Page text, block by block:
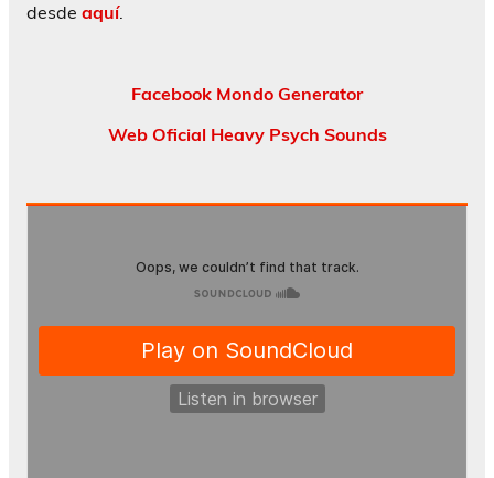
desde aquí.
Facebook Mondo Generator
Web Oficial Heavy Psych Sounds